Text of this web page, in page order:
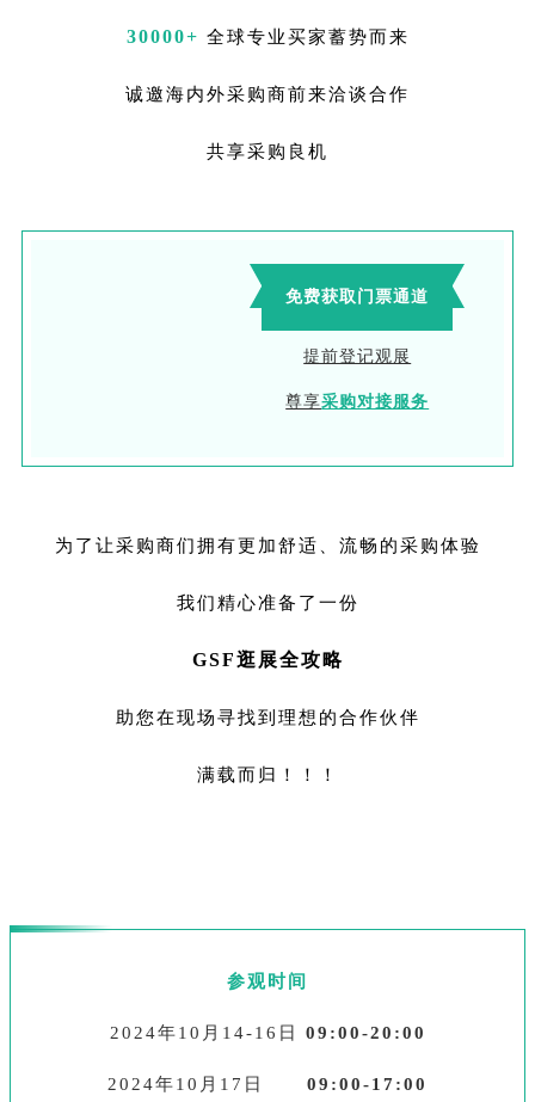
30000+ 全球专业买家蓄势而来
诚邀海内外采购商前来洽谈合作
共享采购良机
免费获取门票通道
提前登记观展
尊享采购对接服务
为了让采购商们拥有更加舒适、流畅的采购体验
我们精心准备了一份
GSF逛展全攻略
助您在现场寻找到理想的合作伙伴
满载而归！！！
参观时间
2024年10月14-16日 09:00-20:00
2024年10月17日 09:00-17:00